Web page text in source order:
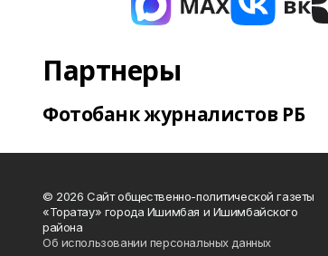
Партнеры
Фотобанк журналистов РБ
© 2026 Сайт общественно-политической газеты
«Торатау» города Ишимбая и Ишимбайского
района
Об использовании персональных данных